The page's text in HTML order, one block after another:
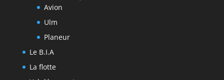
Avion
Ulm
Planeur
Le B.I.A
La flotte